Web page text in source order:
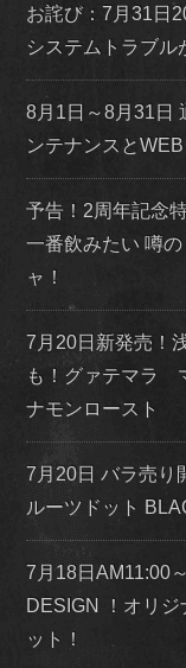
お詫び：7月31日
システムトラブル
8月1日～8月31日
ンテナンスと
予告！2周年記念
一番飲みたい 噂
ャ！
7月20日新発売！
も！グァテマラ
ナモンロースト
7月20日 バラ売り
ルーツドット
7月18日AM11:00
DESIGN ！オリ
ット！